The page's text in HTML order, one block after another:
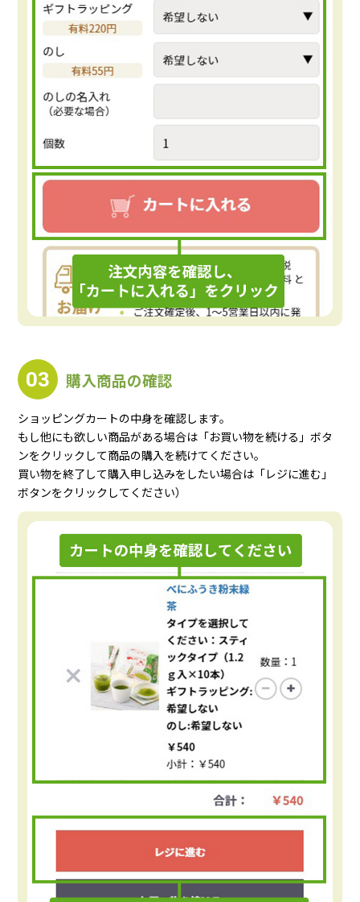
03 購入商品の確認
ショッピングカートの中身を確認します。
もし他にも欲しい商品がある場合は「お買い物を続ける」ボタ
ンをクリックして商品の購入を続けてください。
買い物を終了して購入申し込みをしたい場合は「レジに進む」
ボタンをクリックしてください）
お問合せ
TEL:
受付時間 9:00～16:30 （土曜・日曜・祝日定休）